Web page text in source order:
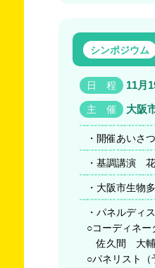
シンポジウム
日 程 11月
主 催 大阪
・開催あいさつ
・基調講演
・大阪市生物
・パネルディ
○コーディネー
佐久間 大輔
○パネリスト（